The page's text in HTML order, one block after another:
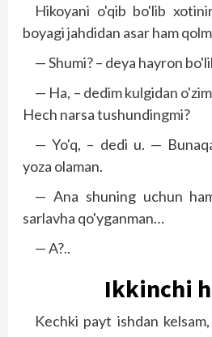
Hikoyani o'qib bo'lib
boyagi jahdidan asar ham
— Shumi? – deya hayron
— Ha, – dedim kulgidan
Hech narsa tushundingmi?
— Yo'q, – dedi u. —
yoza olaman.
— Ana shuning uchun
sarlavha qo'yganman…
— A?..
Ikkinchi
Kechki payt ishdan